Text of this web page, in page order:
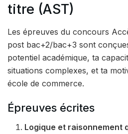
titre (AST)
Les épreuves du concours
post bac+2/bac+3 sont
potentiel académique, ta
situations complexes, et ta
école de commerce.
Épreuves écrites
Logique et raisonnement